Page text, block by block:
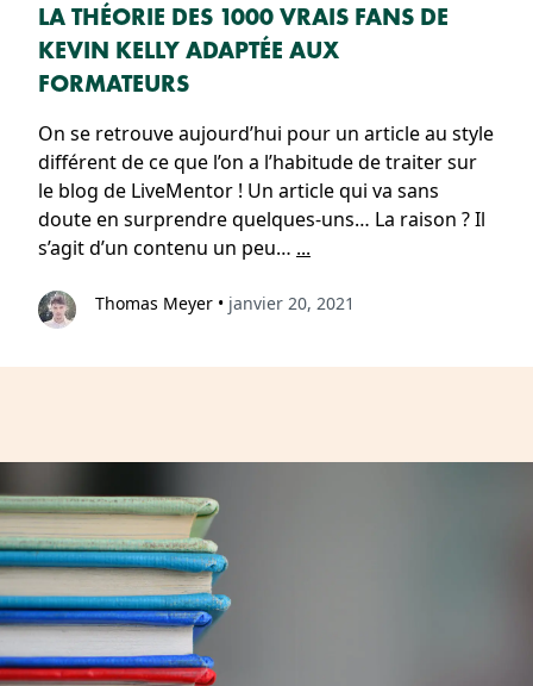
LA THÉORIE DES 1000 VRAIS FANS DE
KEVIN KELLY ADAPTÉE AUX
FORMATEURS
On se retrouve aujourd’hui pour un article au style
différent de ce que l’on a l’habitude de traiter sur
le blog de LiveMentor ! Un article qui va sans
doute en surprendre quelques-uns… La raison ? Il
s’agit d’un contenu un peu… ...
Thomas Meyer • janvier 20, 2021